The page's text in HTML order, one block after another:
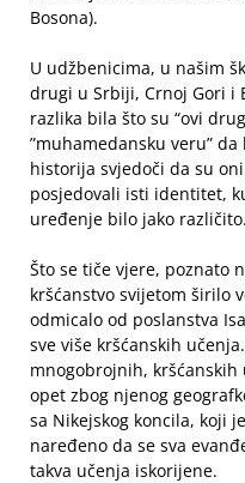
Bosona).
U udžbenicima, u našim
drugi u Srbiji, Crnoj Gori i
razlika bila što su “ovi
”muhamedansku veru”
historija svjedoči da su
posjedovali isti identitet,
uređenje bilo jako različito.
Što se tiče vjere, poznato
kršćanstvo svijetom širilo
odmicalo od poslanstva
sve više kršćanskih
mnogobrojnih, kršćanskih
opet zbog njenog
sa Nikejskog koncila, koji
naređeno da se sva
takva učenja iskorijene.